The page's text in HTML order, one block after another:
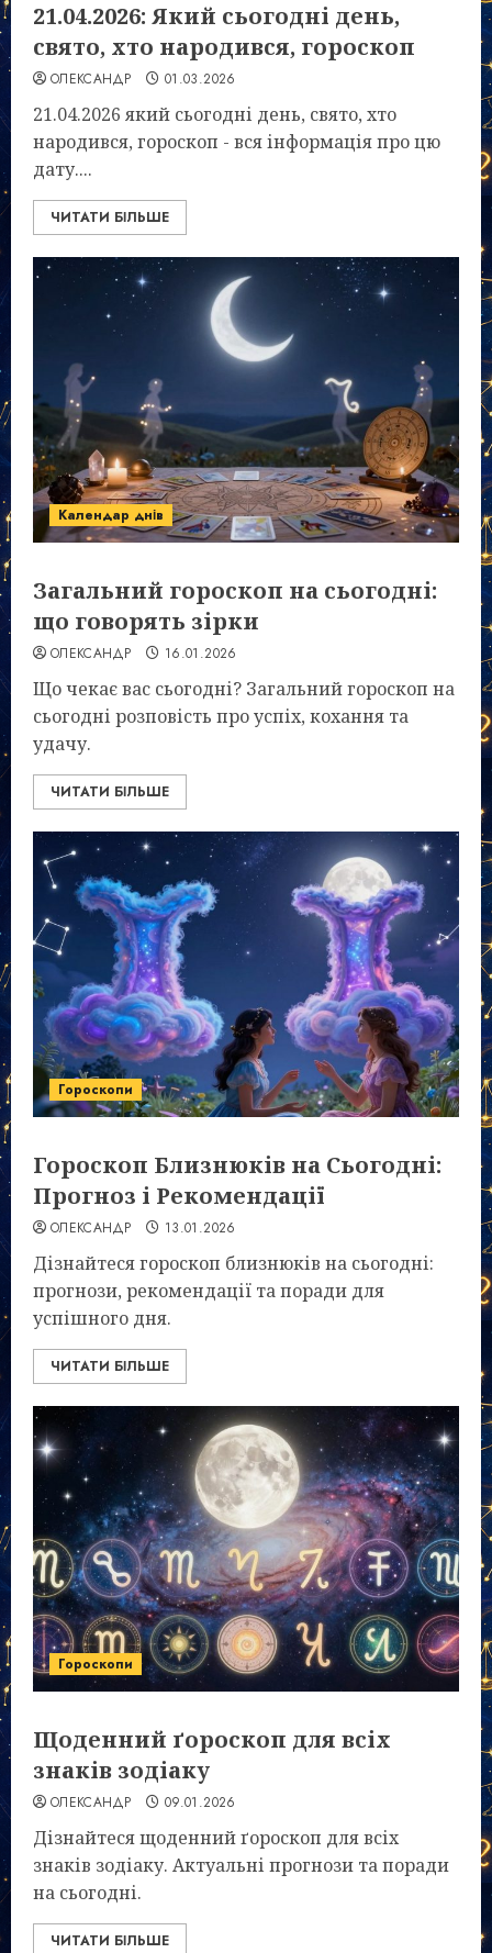
21.04.2026: Який сьогодні день,
свято, хто народився, гороскоп
ОЛЕКСАНДР 01.03.2026
21.04.2026 який сьогодні день, свято, хто
народився, гороскоп - вся інформація про цю
дату....
ЧИТАТИ БІЛЬШЕ
Календар днів
Загальний гороскоп на сьогодні:
що говорять зірки
ОЛЕКСАНДР 16.01.2026
Що чекає вас сьогодні? Загальний гороскоп на
сьогодні розповість про успіх, кохання та
удачу.
ЧИТАТИ БІЛЬШЕ
Гороскопи
Гороскоп Близнюків на Сьогодні:
Прогноз і Рекомендації
ОЛЕКСАНДР 13.01.2026
Дізнайтеся гороскоп близнюків на сьогодні:
прогнози, рекомендації та поради для
успішного дня.
ЧИТАТИ БІЛЬШЕ
Гороскопи
Щоденний ґороскоп для всіх
знаків зодіаку
ОЛЕКСАНДР 09.01.2026
Дізнайтеся щоденний ґороскоп для всіх
знаків зодіаку. Актуальні прогнози та поради
на сьогодні.
ЧИТАТИ БІЛЬШЕ